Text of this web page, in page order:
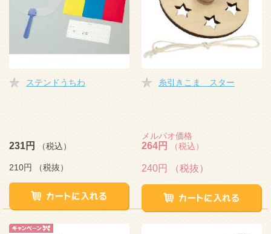
ステンドうちわ
231円 （税込）
210円 （税抜）
糸引きこま スター
メルパオ価格
264円 （税込）
240円 （税抜）